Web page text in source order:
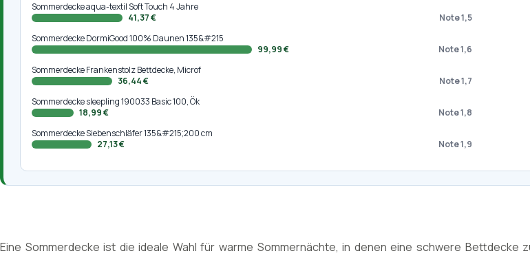
Sommerdecke aqua-textil Soft Touch 4 Jahre
41,37 €
Note 1,5
Sommerdecke DormiGood 100% Daunen 135&#215
99,99 €
Note 1,6
Sommerdecke Frankenstolz Bettdecke, Microf
36,44 €
Note 1,7
Sommerdecke sleepling 190033 Basic 100, Ök
18,99 €
Note 1,8
Sommerdecke Siebenschläfer 135&#215;200 cm
27,13 €
Note 1,9
Eine Sommerdecke ist die ideale Wahl für warme Sommernächte, in denen eine schwere Bettdecke